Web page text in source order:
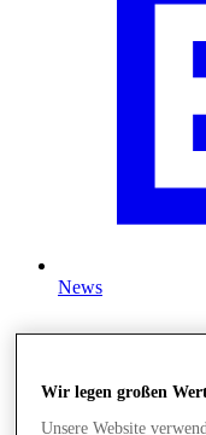
News
Wir legen großen
Unsere Website